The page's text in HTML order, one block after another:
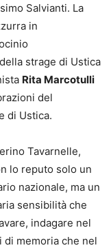
Salvianti. La
in
strage di Ustica
Rita Marcotulli
del
di Ustica.
Tavarnelle,
lo reputo solo un
nazionale, ma un
sensibilità che
indagare nel
memoria che nel